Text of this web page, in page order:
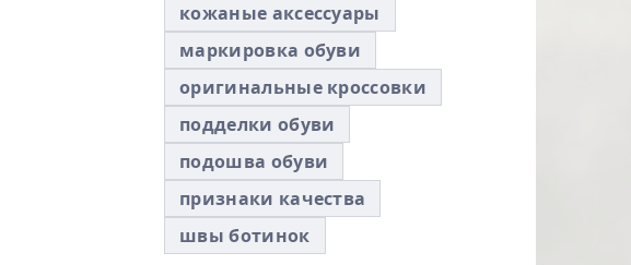
кожаные аксессуары
маркировка обуви
оригинальные кроссовки
подделки обуви
подошва обуви
признаки качества
швы ботинок